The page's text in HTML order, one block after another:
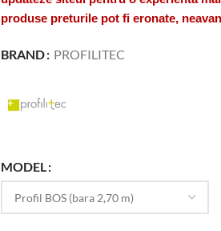
produse preturile pot fi eronate,
BRAND PROFILITEC
MODEL